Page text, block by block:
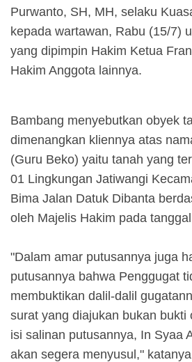
Purwanto, SH, MH, selaku
kepada wartawan, Rabu (15/7)
yang dipimpin Hakim Ketua
Hakim Anggota lainnya.
Bambang menyebutkan obyek
dimenangkan kliennya atas
(Guru Beko) yaitu tanah yang
01 Lingkungan Jatiwangi
Bima Jalan Datuk Dibanta
oleh Majelis Hakim pada
"Dalam amar putusannya juga
putusannya bahwa Penggugat
membuktikan dalil-dalil
surat yang diajukan bukan bukti
isi salinan putusannya, In Syaa
akan segera menyusul,"